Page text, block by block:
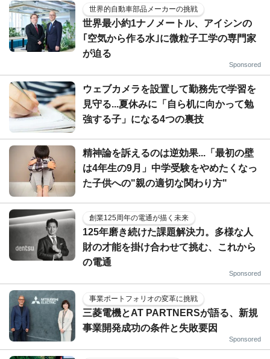
世界的自動車部品メーカーの挑戦
世界最小約1ナノメートル、アイシンの
｢空気から作る水｣に微粒子工学の専門家
が迫る
Sponsored
ウェブカメラを設置して勤務先で学習を
見守る...夏休みに「自ら机に向かって勉
強する子」になる4つの裏技
精神論を訴えるのは逆効果...「最初の壁
は4年生の9月」中学受験をやめたくなっ
た子供への"親の適切な関わり方"
創業125周年の電通が描く未来
125年磨き続けた課題解決力。多様な人
財の才能を掛け合わせて挑む、これから
の電通
Sponsored
事業ポートフォリオの変革に挑戦
三菱電機とAT PARTNERSが語る、新規
事業開発成功の条件と失敗要因
Sponsored